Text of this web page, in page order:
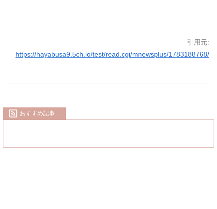
引用元:
https://hayabusa9.5ch.io/test/read.cgi/mnewsplus/1783188768/
おすすめ記事